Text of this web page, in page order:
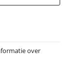
op
over